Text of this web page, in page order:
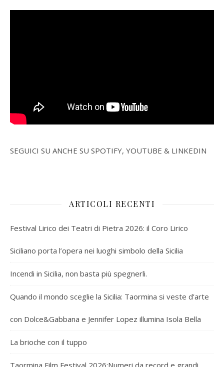
SEGUICI SU ANCHE SU SPOTIFY, YOUTUBE & LINKEDIN
ARTICOLI RECENTI
Festival Lirico dei Teatri di Pietra 2026: il Coro Lirico
Siciliano porta l’opera nei luoghi simbolo della Sicilia
Incendi in Sicilia, non basta più spegnerli.
Quando il mondo sceglie la Sicilia: Taormina si veste d’arte
con Dolce&Gabbana e Jennifer Lopez illumina Isola Bella
La brioche con il tuppo